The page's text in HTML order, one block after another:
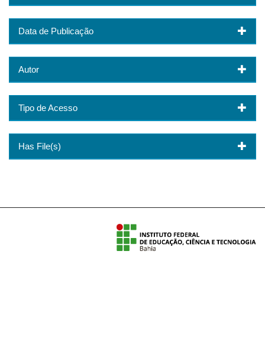
Data de Publicação
Autor
Tipo de Acesso
Has File(s)